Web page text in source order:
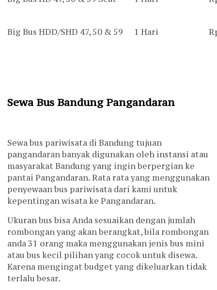
Big Bus HDD/SHD 47, 50 & 59 1 Hari
Sewa Bus Bandung Pangandaran
Sewa bus pariwisata di Bandung tujuan
pangandaran banyak digunakan oleh instansi atau
masyarakat Bandung yang ingin berpergian ke
pantai Pangandaran. Rata rata yang menggunakan
penyewaan bus pariwisata dari kami untuk
kepentingan wisata ke Pangandaran.
Ukuran bus bisa Anda sesuaikan dengan jumlah
rombongan yang akan berangkat, bila rombongan
anda 31 orang maka menggunakan jenis bus mini
atau bus kecil pilihan yang cocok untuk disewa.
Karena mengingat budget yang dikeluarkan tidak
terlalu besar.